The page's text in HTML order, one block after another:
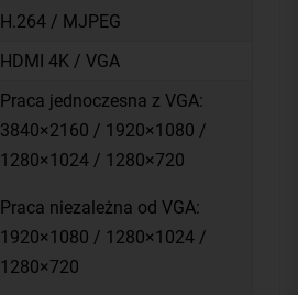
H.264 / MJPEG
HDMI 4K / VGA
Praca jednoczesna z VGA:
3840×2160 / 1920×1080 /
1280×1024 / 1280×720
Praca niezależna od VGA:
1920×1080 / 1280×1024 /
1280×720